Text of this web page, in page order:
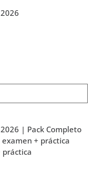
| Pack Completo
+ práctica
práctica